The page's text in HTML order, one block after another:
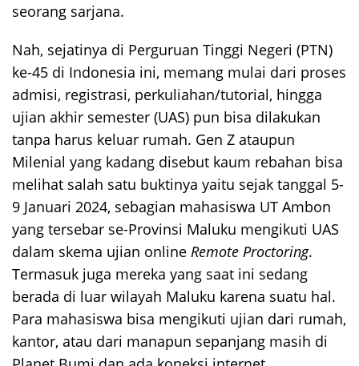
seorang sarjana.
Nah, sejatinya di Perguruan Tinggi Negeri (PTN)
ke-45 di Indonesia ini, memang mulai dari proses
admisi, registrasi, perkuliahan/tutorial, hingga
ujian akhir semester (UAS) pun bisa dilakukan
tanpa harus keluar rumah. Gen Z ataupun
Milenial yang kadang disebut kaum rebahan bisa
melihat salah satu buktinya yaitu sejak tanggal 5-
9 Januari 2024, sebagian mahasiswa UT Ambon
yang tersebar se-Provinsi Maluku mengikuti UAS
dalam skema ujian online Remote Proctoring.
Termasuk juga mereka yang saat ini sedang
berada di luar wilayah Maluku karena suatu hal.
Para mahasiswa bisa mengikuti ujian dari rumah,
kantor, atau dari manapun sepanjang masih di